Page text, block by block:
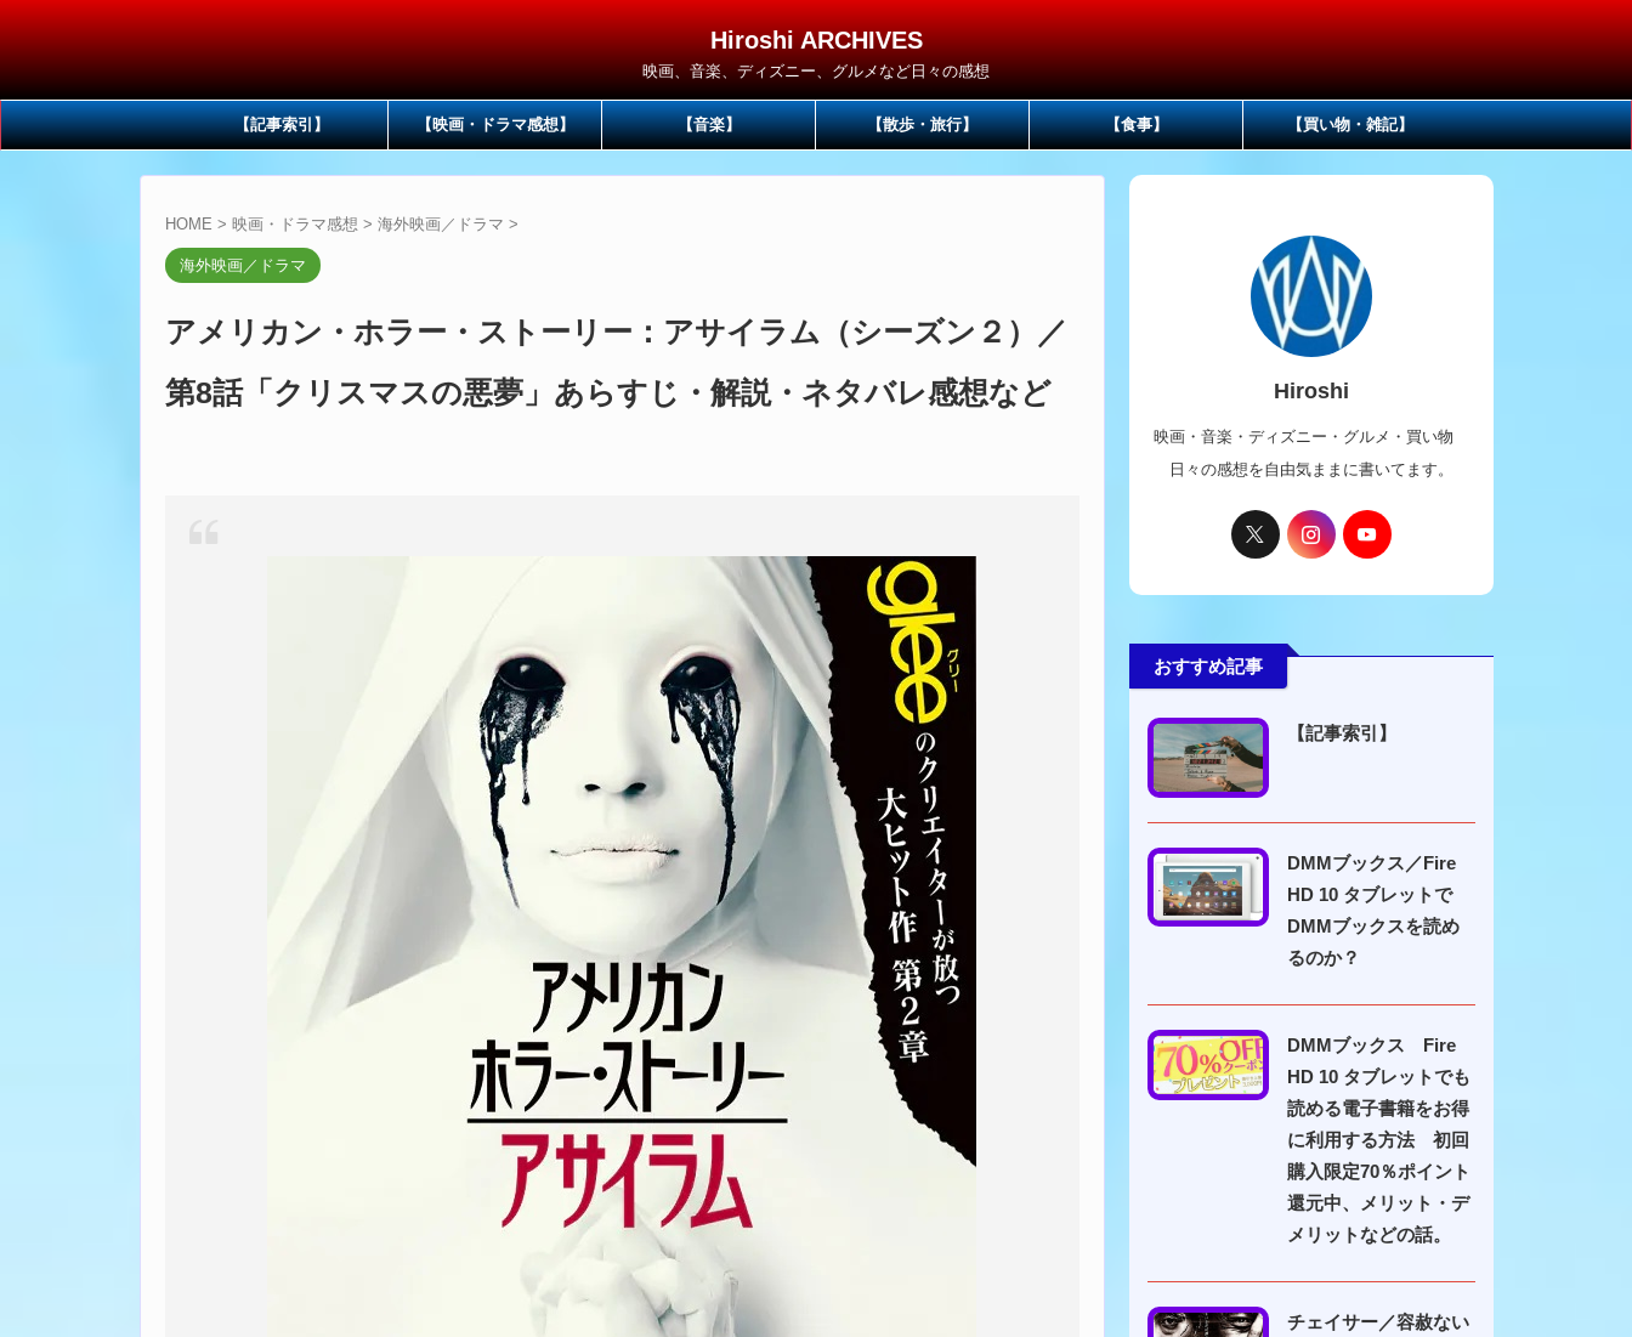
Hiroshi ARCHIVES
映画、音楽、ディズニー、グルメなど日々の感想
【記事索引】 【映画・ドラマ感想】 【音楽】 【散歩・旅行】 【食事】 【買い物・雑記】
HOME > 映画・ドラマ感想 > 海外映画／ドラマ >
海外映画／ドラマ
アメリカン・ホラー・ストーリー：アサイラム（シーズン２）／
第8話「クリスマスの悪夢」あらすじ・解説・ネタバレ感想など
Hiroshi
映画・音楽・ディズニー・グルメ・買い物
日々の感想を自由気ままに書いてます。
おすすめ記事
【記事索引】
DMMブックス／Fire
HD 10 タブレットで
DMMブックスを読め
るのか？
DMMブックス Fire
HD 10 タブレットでも
読める電子書籍をお得
に利用する方法 初回
購入限定70％ポイント
還元中、メリット・デ
メリットなどの話。
チェイサー／容赦ない